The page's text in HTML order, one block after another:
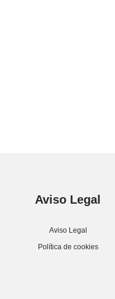
Aviso Legal
Aviso Legal
Política de cookies